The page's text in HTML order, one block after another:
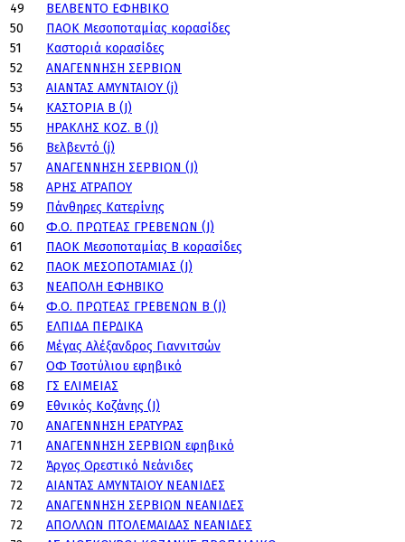
49
ΒΕΛΒΕΝΤΟ ΕΦΗΒΙΚΟ
50
ΠΑΟΚ Μεσοποταμίας κορασίδες
51
Καστοριά κορασίδες
52
ΑΝΑΓΕΝΝΗΣΗ ΣΕΡΒΙΩΝ
53
ΑΙΑΝΤΑΣ ΑΜΥΝΤΑΙΟΥ (j)
54
ΚΑΣΤΟΡΙΑ Β (J)
55
ΗΡΑΚΛΗΣ ΚΟΖ. Β (J)
56
Βελβεντό (j)
57
ΑΝΑΓΕΝΝΗΣΗ ΣΕΡΒΙΩΝ (J)
58
ΑΡΗΣ ΑΤΡΑΠΟΥ
59
Πάνθηρες Κατερίνης
60
Φ.Ο. ΠΡΩΤΕΑΣ ΓΡΕΒΕΝΩΝ (J)
61
ΠΑΟΚ Μεσοποταμίας Β κορασίδες
62
ΠΑΟΚ ΜΕΣΟΠΟΤΑΜΙΑΣ (J)
63
ΝΕΑΠΟΛΗ ΕΦΗΒΙΚΟ
64
Φ.Ο. ΠΡΩΤΕΑΣ ΓΡΕΒΕΝΩΝ Β (J)
65
ΕΛΠΙΔΑ ΠΕΡΔΙΚΑ
66
Μέγας Αλέξανδρος Γιαννιτσών
67
ΟΦ Τσοτύλιου εφηβικό
68
ΓΣ ΕΛΙΜΕΙΑΣ
69
Εθνικός Κοζάνης (J)
70
ΑΝΑΓΕΝΝΗΣΗ ΕΡΑΤΥΡΑΣ
71
ΑΝΑΓΕΝΝΗΣΗ ΣΕΡΒΙΩΝ εφηβικό
72
Άργος Ορεστικό Νεάνιδες
72
ΑΙΑΝΤΑΣ ΑΜΥΝΤΑΙΟΥ ΝΕΑΝΙΔΕΣ
72
ΑΝΑΓΕΝΝΗΣΗ ΣΕΡΒΙΩΝ ΝΕΑΝΙΔΕΣ
72
ΑΠΟΛΛΩΝ ΠΤΟΛΕΜΑΙΔΑΣ ΝΕΑΝΙΔΕΣ